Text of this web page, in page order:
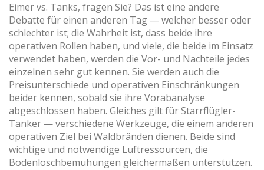
ES EN FR DE IT PT
(+34) 93 867 87 79
Kontaktiere uns
Eimer vs. Tanks, fragen Sie? Das ist eine andere
Debatte für einen anderen Tag — welcher besser oder
schlechter ist; die Wahrheit ist, dass beide ihre
operativen Rollen haben, und viele, die beide im Einsatz
verwendet haben, werden die Vor- und Nachteile jedes
einzelnen sehr gut kennen. Sie werden auch die
Preisunterschiede und operativen Einschränkungen
beider kennen, sobald sie ihre Vorabanalyse
abgeschlossen haben. Gleiches gilt für Starrflügler-
Tanker — verschiedene Werkzeuge, die einem anderen
operativen Ziel bei Waldbränden dienen. Beide sind
wichtige und notwendige Luftressourcen, die
Bodenlöschbemühungen gleichermaßen unterstützen.